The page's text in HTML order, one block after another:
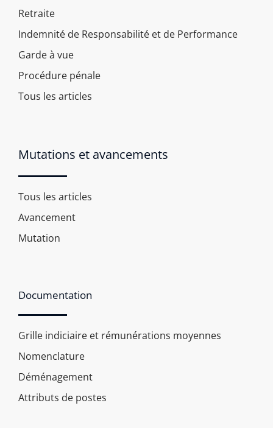
Retraite
Indemnité de Responsabilité et de Performance
Garde à vue
Procédure pénale
Tous les articles
Mutations et avancements
Tous les articles
Avancement
Mutation
Documentation
Grille indiciaire et rémunérations moyennes
Nomenclature
Déménagement
Attributs de postes